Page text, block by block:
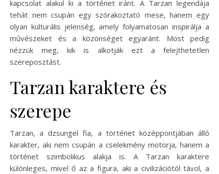
kapcsolat alakul ki a történet iránt. A Tarzan legendája
tehát nem csupán egy szórakoztató mese, hanem egy
olyan kulturális jelenség, amely folyamatosan inspirálja a
művészeket és a közönséget egyaránt. Most pedig
nézzük meg, kik is alkotják ezt a felejthetetlen
szereposztást.
Tarzan karaktere és
szerepe
Tarzan, a dzsungel fia, a történet középpontjában álló
karakter, aki nem csupán a cselekmény motorja, hanem a
történet szimbolikus alakja is. A Tarzan karaktere
különleges, mivel ő az a figura, aki a civilizációtól távol, a